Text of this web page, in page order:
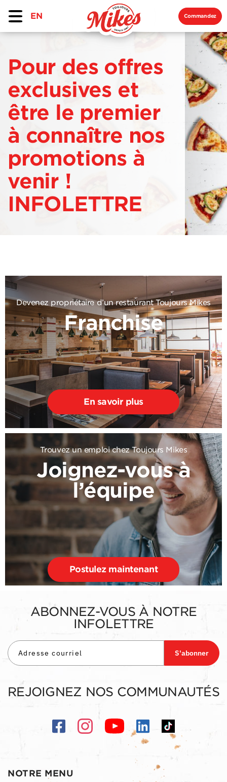
EN Commandez
Pour des offres
exclusives et
être le premier
à connaître nos
promotions à
venir !
INFOLETTRE
Devenez propriétaire d’un restaurant Toujours Mikes
Franchise
En savoir plus
Trouvez un emploi chez Toujours Mikes
Joignez-vous à
l’équipe
Postulez maintenant
NOTRE MENU
ABONNEZ-VOUS À NOTRE
INFOLETTRE
S'abonner
REJOIGNEZ NOS COMMUNAUTÉS